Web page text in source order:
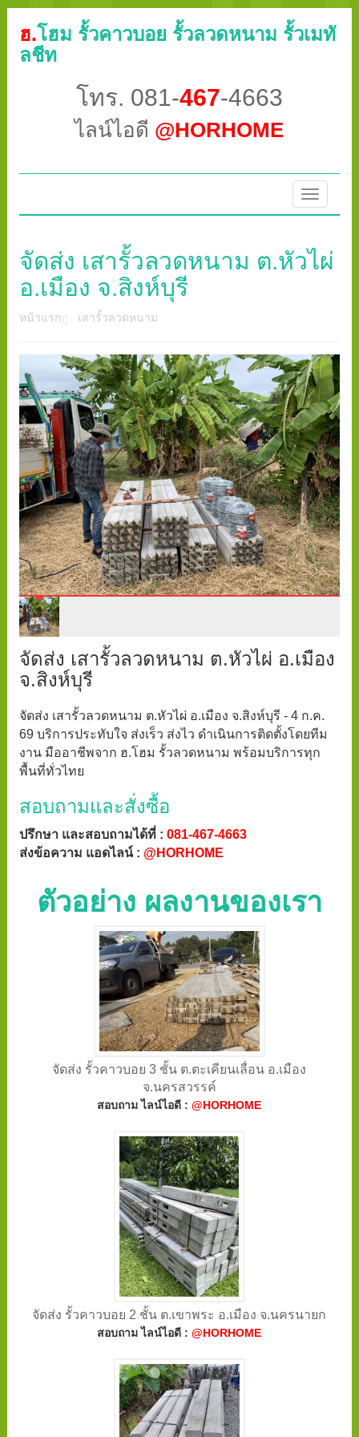
ฮ.โฮม รั้วคาวบอย รั้วลวดหนาม รั้วเมทั
ลชีท
โทร. 081-467-4663
ไลน์ไอดี @HORHOME
Toggle
จัดส่ง เสารั้วลวดหนาม ต.หัวไผ่
อ.เมือง จ.สิงห์บุรี
หน้าแรก เสารั้วลวดหนาม
จัดส่ง เสารั้วลวดหนาม ต.หัวไผ่ อ.เมือง
จ.สิงห์บุรี
จัดส่ง เสารั้วลวดหนาม ต.หัวไผ่ อ.เมือง จ.สิงห์บุรี - 4 ก.ค.
69 บริการประทับใจ ส่งเร็ว ส่งไว ดำเนินการติดตั้งโดยทีม
งาน มืออาชีพจาก ฮ.โฮม รั้วลวดหนาม พร้อมบริการทุก
พื้นที่ทั่วไทย
สอบถามและสั่งซื้อ
ปรึกษา และสอบถามได้ที่ : 081-467-4663
ส่งข้อความ แอดไลน์ : @HORHOME
ตัวอย่าง ผลงานของเรา
จัดส่ง รั้วคาวบอย 3 ชั้น ต.ตะเคียนเลื่อน อ.เมือง
จ.นครสวรรค์
สอบถาม ไลน์ไอดี :@HORHOME
จัดส่ง รั้วคาวบอย 2 ชั้น ต.เขาพระ อ.เมือง จ.นครนายก
สอบถาม ไลน์ไอดี :@HORHOME